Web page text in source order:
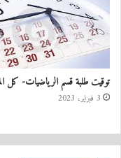
توقيت طلبة قسم الرياضيات- كل
3 فبراير، 2023